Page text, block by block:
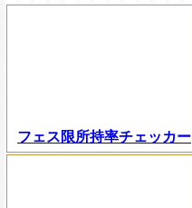
フェス限所持率チェッカー